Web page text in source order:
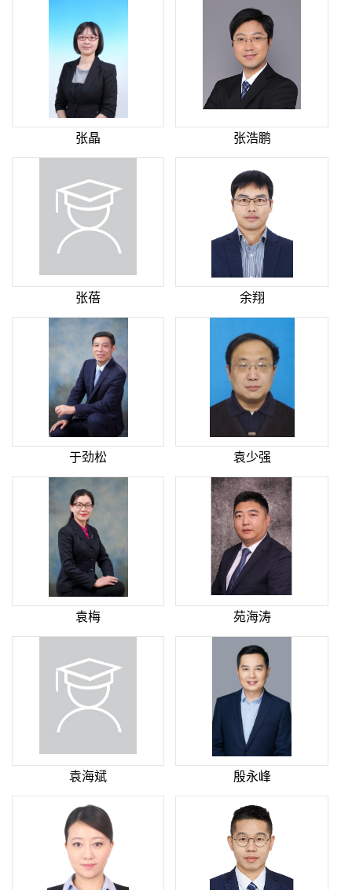
张晶 张浩鹏
张蓓 余翔
于劲松 袁少强
袁梅 苑海涛
袁海斌 殷永峰